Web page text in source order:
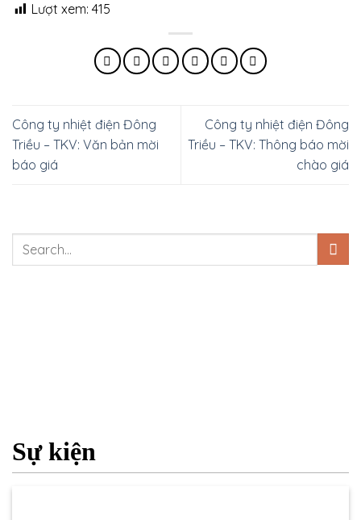
Lượt xem: 415
Công ty nhiệt điện Đông
Triều – TKV: Văn bản mời
báo giá
Công ty nhiệt điện Đông
Triều – TKV: Thông báo mời
chào giá
Sự kiện